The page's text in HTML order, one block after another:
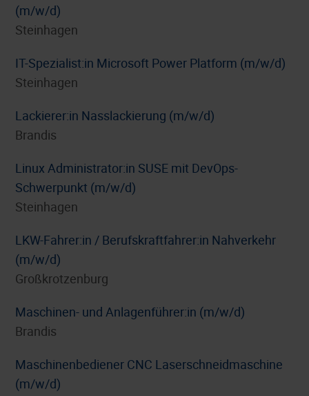
(m/w/d)
Steinhagen
IT-Spezialist:in Microsoft Power Platform (m/w/d)
Steinhagen
Lackierer:in Nasslackierung (m/w/d)
Brandis
Linux Administrator:in SUSE mit DevOps-
Schwerpunkt (m/w/d)
Steinhagen
LKW-Fahrer:in / Berufskraftfahrer:in Nahverkehr
(m/w/d)
Großkrotzenburg
Maschinen- und Anlagenführer:in (m/w/d)
Brandis
Maschinenbediener CNC Laserschneidmaschine
(m/w/d)